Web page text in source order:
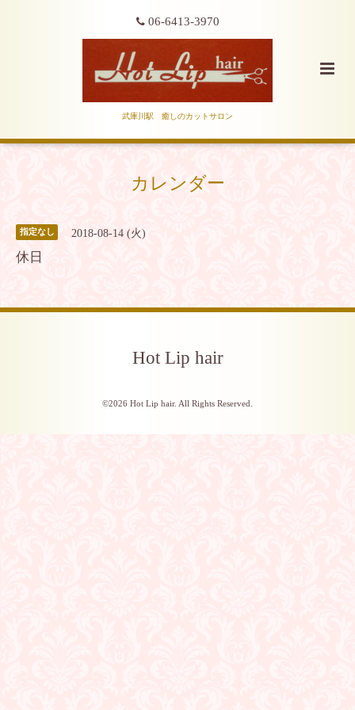
06-6413-3970
武庫川駅 癒しのカットサロン
カレンダー
指定なし 2018-08-14 (火)
休日
Hot Lip hair
©2026 Hot Lip hair. All Rights Reserved.